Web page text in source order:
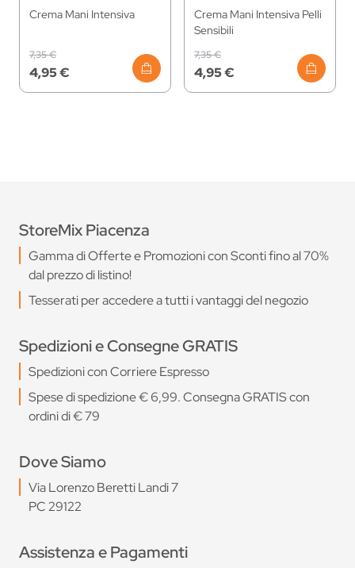
Crema Mani Intensiva
4,95 €
7,35 €
Crema Mani Intensiva Pelli
Sensibili
4,95 €
7,35 €
StoreMix Piacenza
Gamma di Offerte e Promozioni con Sconti fino al 70%
dal prezzo di listino!
Tesserati per accedere a tutti i vantaggi del negozio
Spedizioni e Consegne GRATIS
Spedizioni con Corriere Espresso
Spese di spedizione € 6,99. Consegna GRATIS con
ordini di € 79
Dove Siamo
Via Lorenzo Beretti Landi 7
PC 29122
Assistenza e Pagamenti